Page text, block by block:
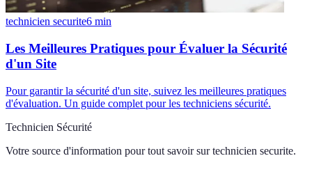
technicien securite6 min
Les Meilleures Pratiques pour Évaluer la Sécurité
d'un Site
Pour garantir la sécurité d'un site, suivez les meilleures pratiques
d'évaluation. Un guide complet pour les techniciens sécurité.
Technicien Sécurité
Votre source d'information pour tout savoir sur technicien securite.